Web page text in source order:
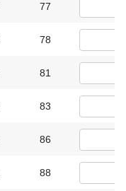
77
78
81
83
86
88